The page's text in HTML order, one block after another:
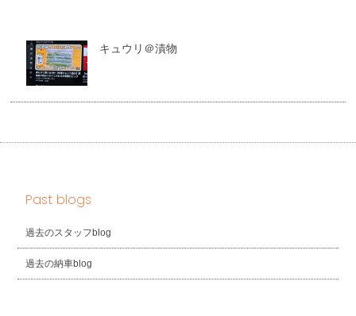
キュウリ＠漬物
Past blogs
過去のスタッフblog
過去の納車blog